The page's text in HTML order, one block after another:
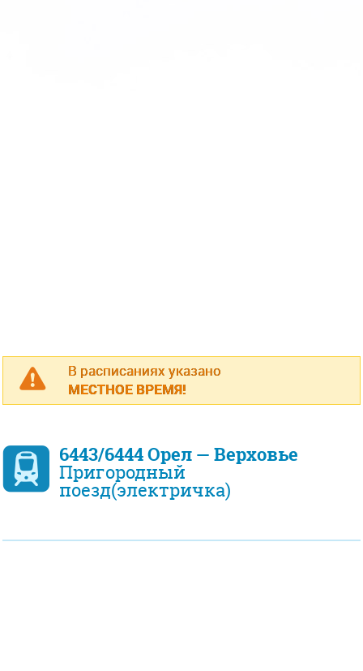
В расписаниях указано
МЕСТНОЕ ВРЕМЯ!
6443/6444 Орел — Верховье
Пригородный
поезд(электричка)